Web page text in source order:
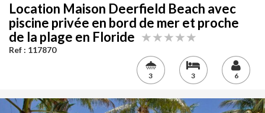
Location Maison Deerfield Beach avec
piscine privée en bord de mer et proche
de la plage en Floride
Ref : 117870
3 3 6